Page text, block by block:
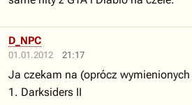
01.01.2012 21:17
D_NPC
Ja czekam na (oprócz
1. Darksiders II